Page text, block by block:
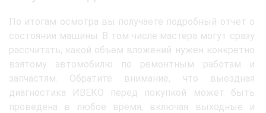
По итогам осмотра вы получаете подробный отчет о
состоянии машины. В том числе мастера могут сразу
рассчитать, какой объем вложений нужен конкретно
взятому автомобилю по ремонтным работам и
запчастям. Обратите внимание, что выездная
диагностика ИВЕКО перед покупкой может быть
проведена в любое время, включая выходные и